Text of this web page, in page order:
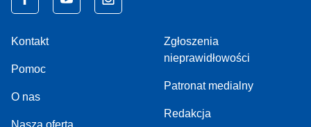
Kontakt
Pomoc
O nas
Nasza oferta
Zgłoszenia
nieprawidłowości
Patronat medialny
Redakcja